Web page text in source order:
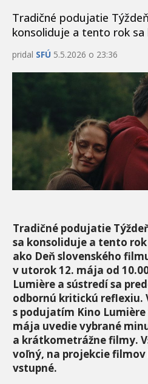
Tradičné podujatie
konsoliduje a tento rok sa
pridal SFÚ 5.5.2026 o 23:36
Tradičné podujatie
sa konsoliduje a tento
ako Deň slovenského
v utorok 12. mája od
Lumière a sústredí sa
odbornú kritickú reflexiu.
s podujatím Kino Lumière
mája uvedie vybrané
a krátkometrážne filmy.
voľný, na projekcie filmov
vstupné.